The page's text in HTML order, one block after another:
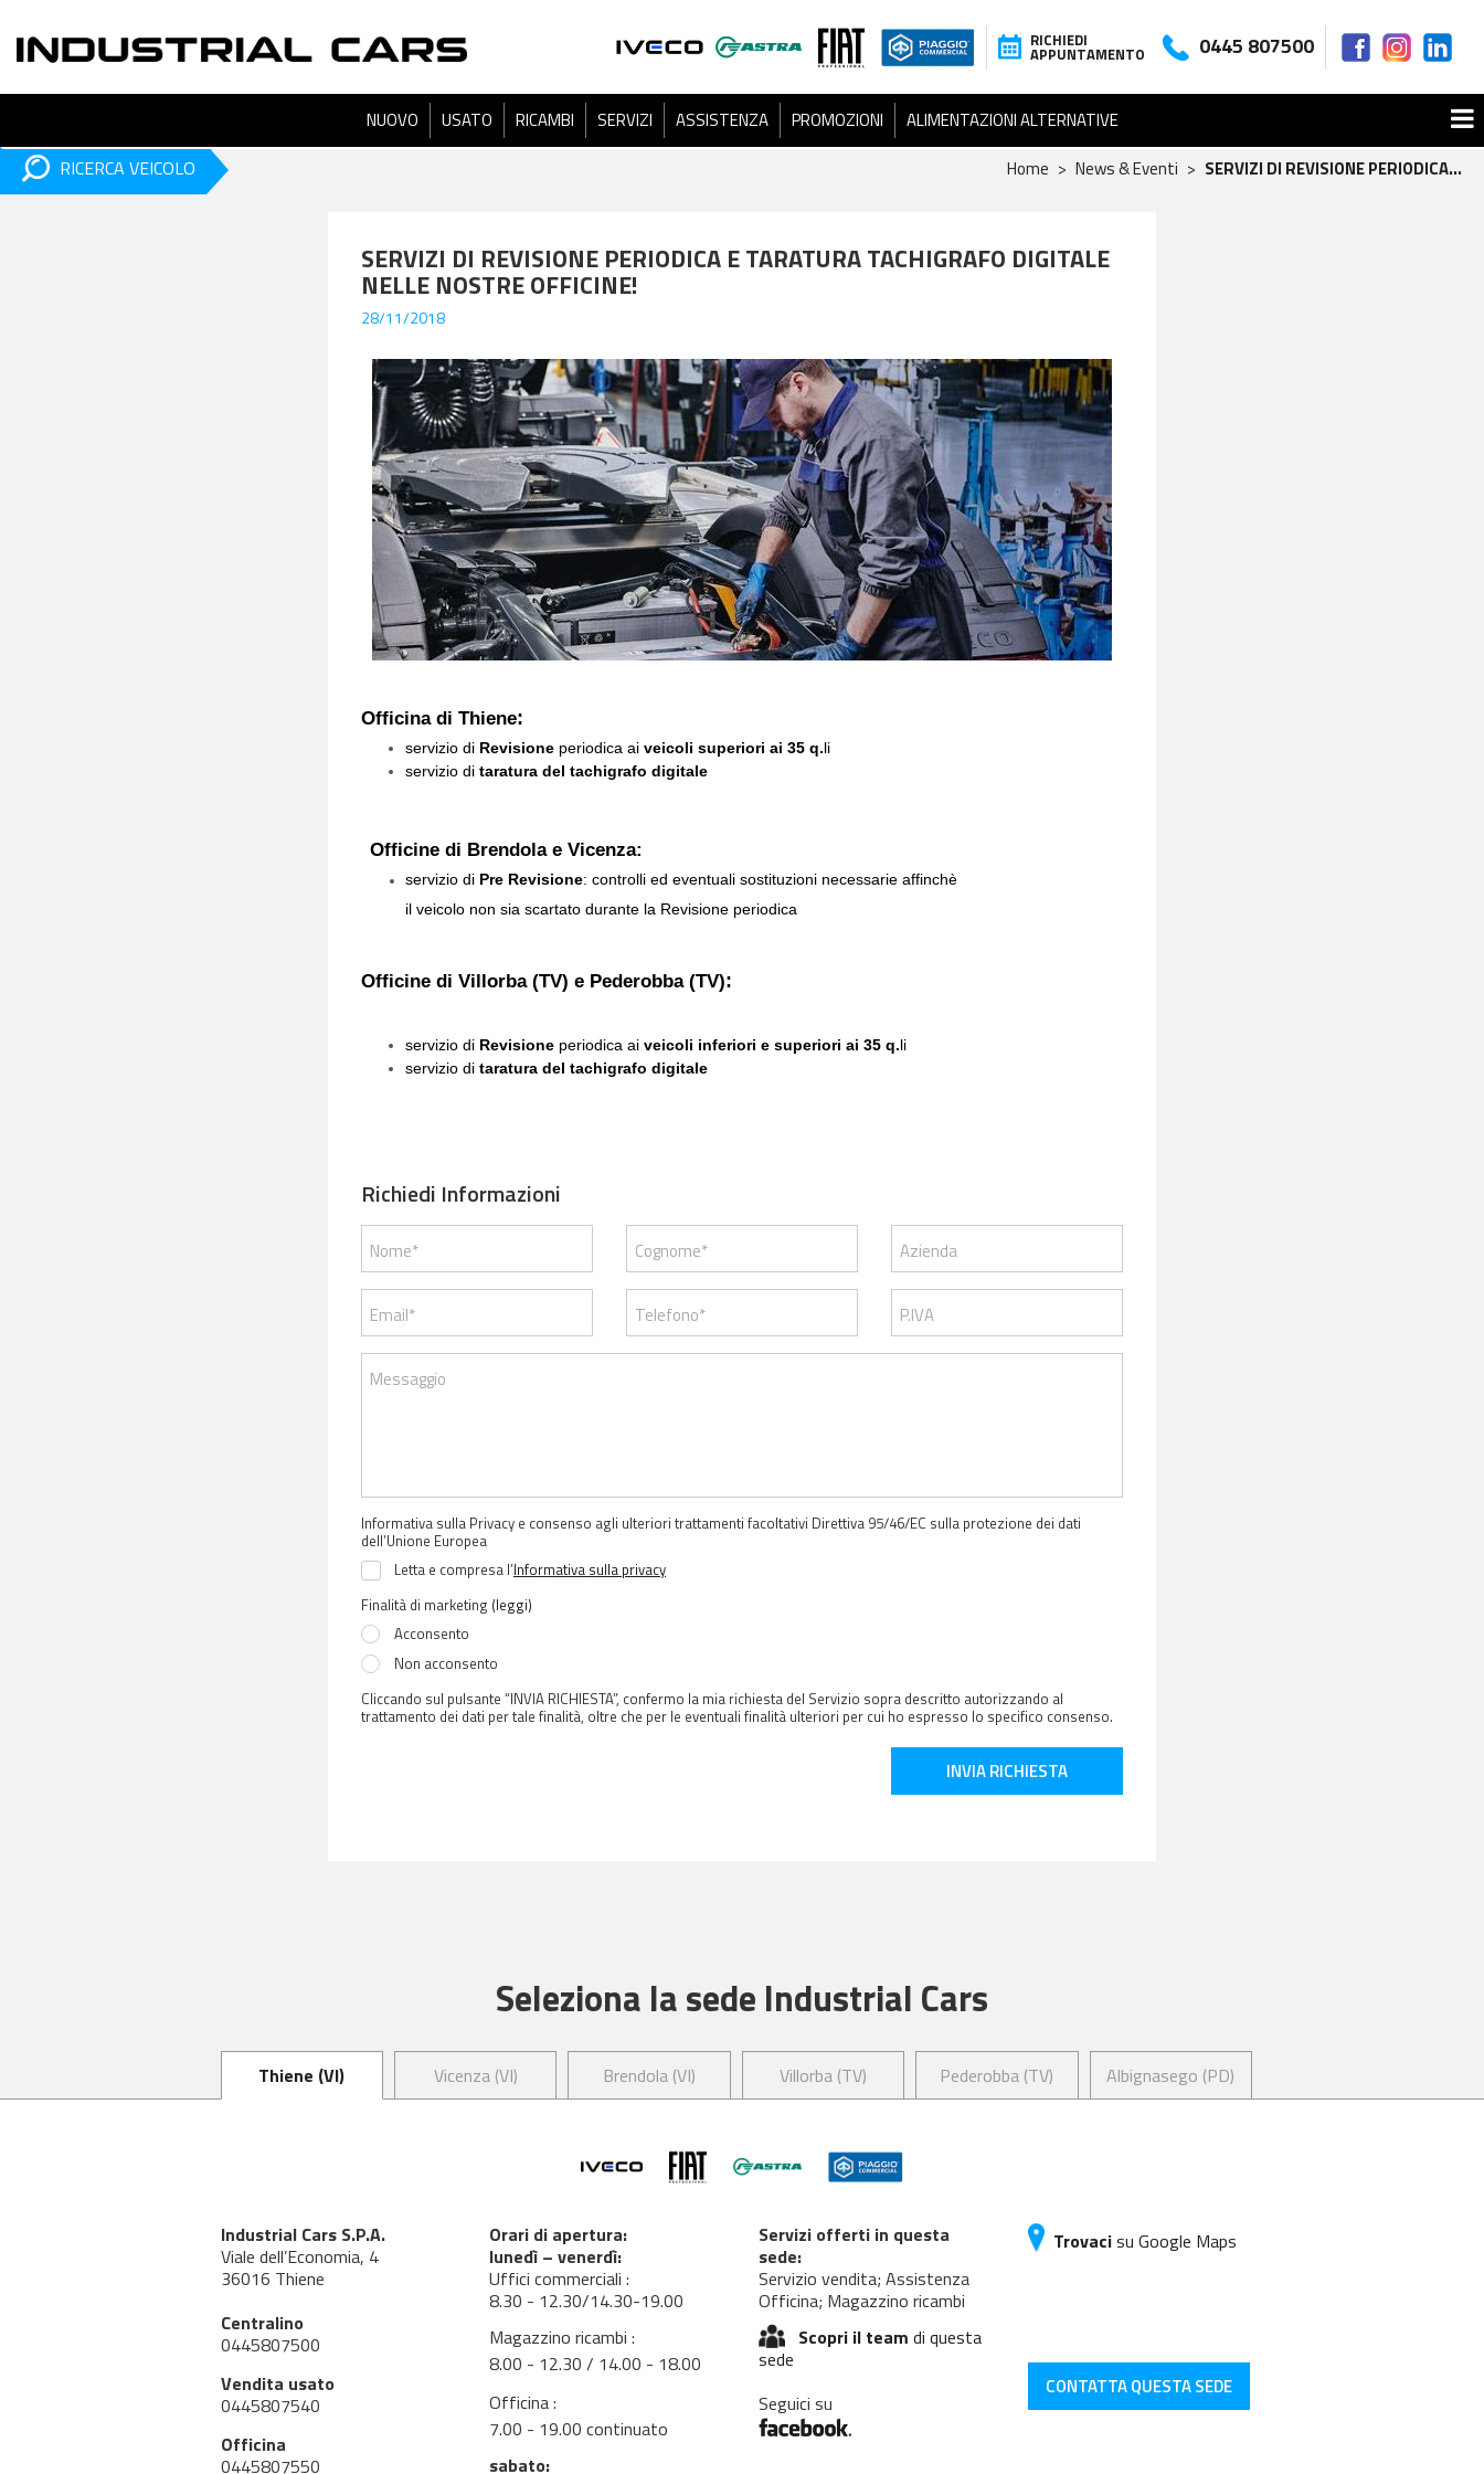
RICHIEDI
APPUNTAMENTO 0445 807500
NUOVO USATO RICAMBI SERVIZI ASSISTENZA PROMOZIONI ALIMENTAZIONI ALTERNATIVE
RICERCA VEICOLO Home News & Eventi SERVIZI DI REVISIONE PERIODICA...
SERVIZI DI REVISIONE PERIODICA E TARATURA TACHIGRAFO DIGITALE
NELLE NOSTRE OFFICINE!
28/11/2018
Officina di Thiene:
servizio di Revisione periodica ai veicoli superiori ai 35 q.li
servizio di taratura del tachigrafo digitale
Officine di Brendola e Vicenza:
servizio di Pre Revisione: controlli ed eventuali sostituzioni necessarie affinchè
il veicolo non sia scartato durante la Revisione periodica
Officine di Villorba (TV) e Pederobba (TV):
servizio di Revisione periodica ai veicoli inferiori e superiori ai 35 q.li
servizio di taratura del tachigrafo digitale
Richiedi Informazioni
Nome* Cognome* Azienda
Email* Telefono* P.IVA
Messaggio
Informativa sulla Privacy e consenso agli ulteriori trattamenti facoltativi Direttiva 95/46/EC sulla protezione dei dati
dell’Unione Europea
Letta e compresa l’Informativa sulla privacy
Finalità di marketing (leggi)
Acconsento
Non acconsento
Cliccando sul pulsante “INVIA RICHIESTA”, confermo la mia richiesta del Servizio sopra descritto autorizzando al
trattamento dei dati per tale finalità, oltre che per le eventuali finalità ulteriori per cui ho espresso lo specifico consenso.
INVIA RICHIESTA
Seleziona la sede Industrial Cars
Thiene (VI) Vicenza (VI) Brendola (VI) Villorba (TV) Pederobba (TV) Albignasego (PD)
Industrial Cars S.P.A.
Viale dell’Economia, 4
36016 Thiene
Centralino
0445807500
Vendita usato
0445807540
Officina
0445807550
Orari di apertura:
lunedì – venerdì:
Uffici commerciali :
8.30 - 12.30/14.30-19.00
Magazzino ricambi :
8.00 - 12.30 / 14.00 - 18.00
Officina :
7.00 - 19.00 continuato
sabato:
Servizi offerti in questa
sede:
Servizio vendita; Assistenza
Officina; Magazzino ricambi
Scopri il team di questa
sede
Seguici su
Trovacisu Google Maps
CONTATTA QUESTA SEDE